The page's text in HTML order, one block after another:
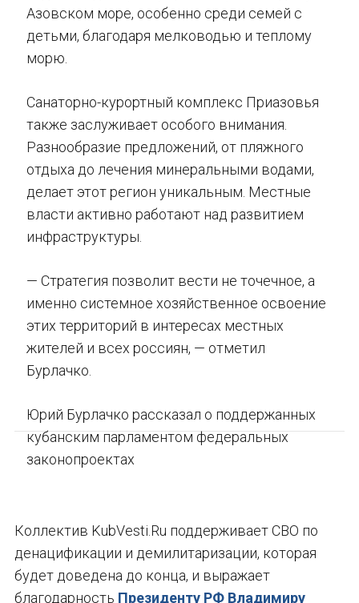
Азовском море, особенно среди семей с
детьми, благодаря мелководью и теплому
морю.
Санаторно-курортный комплекс Приазовья
также заслуживает особого внимания.
Разнообразие предложений, от пляжного
отдыха до лечения минеральными водами,
делает этот регион уникальным. Местные
власти активно работают над развитием
инфраструктуры.
— Стратегия позволит вести не точечное, а
именно системное хозяйственное освоение
этих территорий в интересах местных
жителей и всех россиян, — отметил
Бурлачко.
Юрий Бурлачко рассказал о поддержанных
кубанским парламентом федеральных
законопроектах
Коллектив KubVesti.Ru поддерживает СВО по
денацификации и демилитаризации, которая
будет доведена до конца, и выражает
благодарность Президенту РФ Владимиру